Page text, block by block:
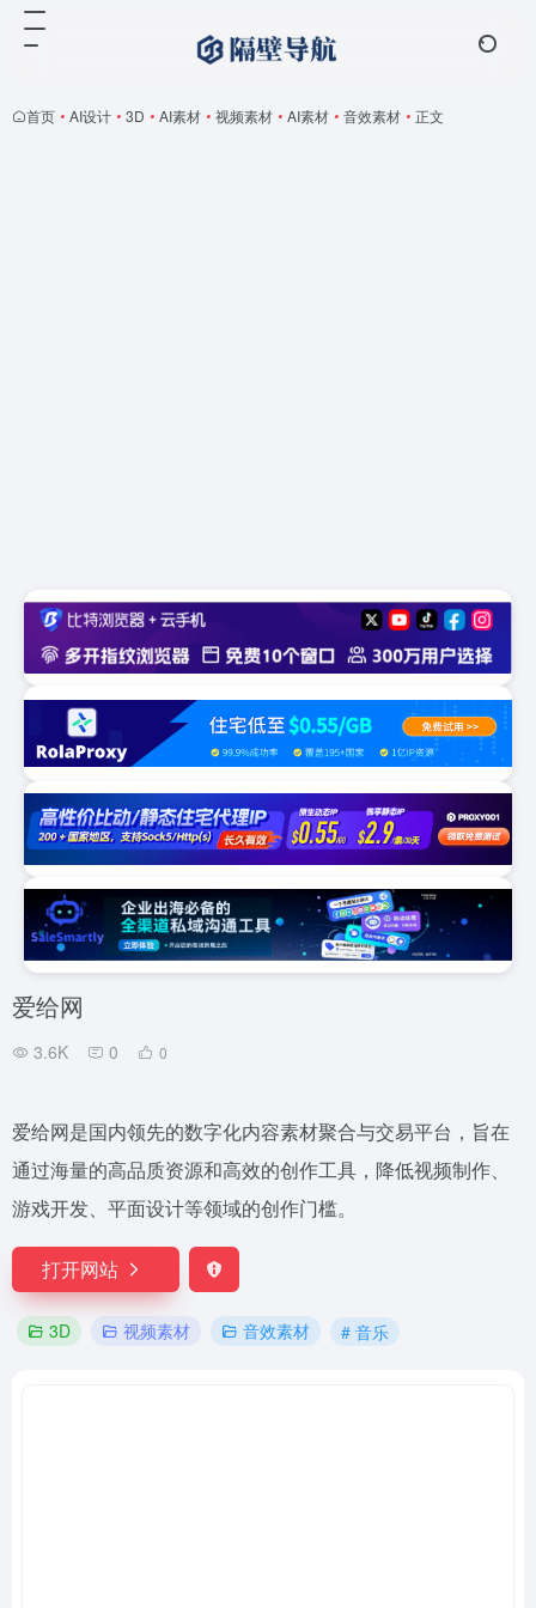
首页 • AI设计 • 3D • AI素材 • 视频素材 • AI素材 • 音效素材 • 正文
爱给网
3.6K 0 0
爱给网是国内领先的数字化内容素材聚合与交易平台，旨在
通过海量的高品质资源和高效的创作工具，降低视频制作、
游戏开发、平面设计等领域的创作门槛。
打开网站
3D 视频素材 音效素材 # 音乐